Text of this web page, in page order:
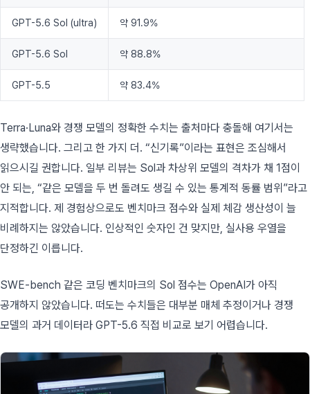
GPT-5.6 Sol (ultra) 약 91.9%
GPT-5.6 Sol 약 88.8%
GPT-5.5 약 83.4%
Terra·Luna와 경쟁 모델의 정확한 수치는 출처마다 충돌해 여기서는
생략했습니다. 그리고 한 가지 더. “신기록”이라는 표현은 조심해서
읽으시길 권합니다. 일부 리뷰는 Sol과 차상위 모델의 격차가 채 1점이
안 되는, “같은 모델을 두 번 돌려도 생길 수 있는 통계적 동률 범위”라고
지적합니다. 제 경험상으로도 벤치마크 점수와 실제 체감 생산성이 늘
비례하지는 않았습니다. 인상적인 숫자인 건 맞지만, 실사용 우열을
단정하긴 이릅니다.
SWE-bench 같은 코딩 벤치마크의 Sol 점수는 OpenAI가 아직
공개하지 않았습니다. 떠도는 수치들은 대부분 매체 추정이거나 경쟁
모델의 과거 데이터라 GPT-5.6 직접 비교로 보기 어렵습니다.